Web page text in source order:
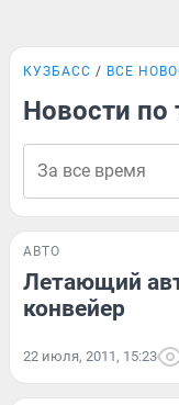
КУЗБАСС ВСЕ
Новости по
АВТО
Летающий
конвейер
22 июля, 2011, 15:23